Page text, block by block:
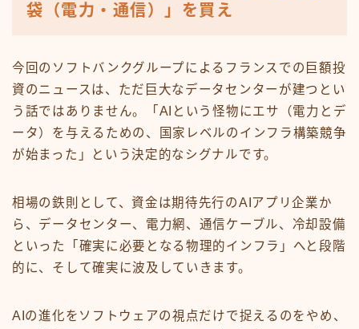
袋（電力・通信）」を買え
今回のソフトバンクグループによるフランスでの巨額投
資のニュースは、ただ巨大なデータセンターが建つとい
う話ではありません。「AIという怪物にエサ（電力とデ
ータ）を与えるための、国家レベルのインフラ構築競争
が始まった」という決定的なシグナルです。
相場の鉄則として、資金は期待先行のAIアプリ企業か
ら、データセンター、電力網、通信ケーブル、冷却設備
といった「確実に必要となる物理的インフラ」へと段階
的に、そして確実に波及していきます。
AIの進化をソフトウェアの視点だけで捉えるのをやめ、